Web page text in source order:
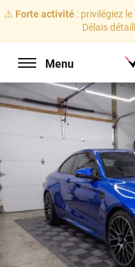
⚠️ Forte activité: privilégiez le
Délais
Menu